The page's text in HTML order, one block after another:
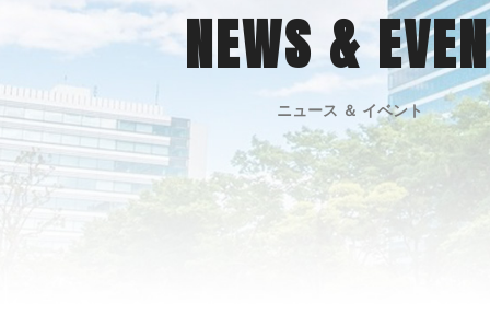
NEWS &
ニュース ＆ イベント